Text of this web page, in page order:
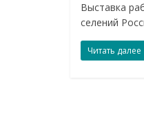
Выставка
селений
Читать далее